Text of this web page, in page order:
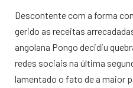
Descontente com a forma
gerido as receitas
angolana Pongo decidiu
redes sociais na última
lamentado o fato de a maior